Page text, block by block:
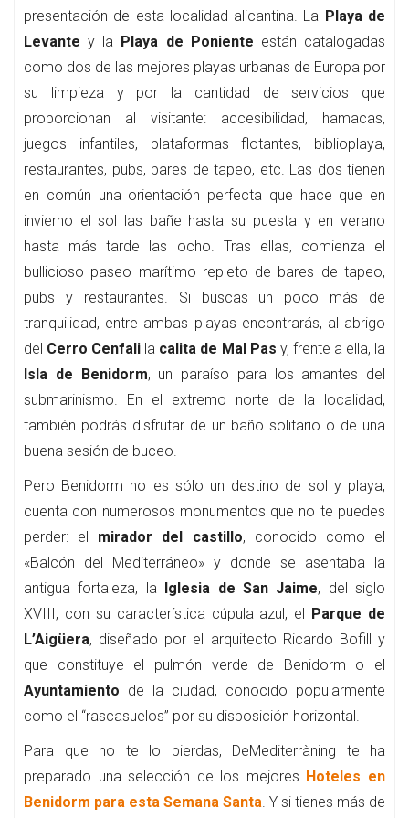
presentación de esta localidad alicantina. La Playa de
Levante y la Playa de Poniente están catalogadas
como dos de las mejores playas urbanas de Europa por
su limpieza y por la cantidad de servicios que
proporcionan al visitante: accesibilidad, hamacas,
juegos infantiles, plataformas flotantes, biblioplaya,
restaurantes, pubs, bares de tapeo, etc. Las dos tienen
en común una orientación perfecta que hace que en
invierno el sol las bañe hasta su puesta y en verano
hasta más tarde las ocho. Tras ellas, comienza el
bullicioso paseo marítimo repleto de bares de tapeo,
pubs y restaurantes. Si buscas un poco más de
tranquilidad, entre ambas playas encontrarás, al abrigo
del Cerro Cenfali la calita de Mal Pas y, frente a ella, la
Isla de Benidorm, un paraíso para los amantes del
submarinismo. En el extremo norte de la localidad,
también podrás disfrutar de un baño solitario o de una
buena sesión de buceo.
Pero Benidorm no es sólo un destino de sol y playa,
cuenta con numerosos monumentos que no te puedes
perder: el mirador del castillo, conocido como el
«Balcón del Mediterráneo» y donde se asentaba la
antigua fortaleza, la Iglesia de San Jaime, del siglo
XVIII, con su característica cúpula azul, el Parque de
L’Aigüera, diseñado por el arquitecto Ricardo Bofill y
que constituye el pulmón verde de Benidorm o el
Ayuntamiento de la ciudad, conocido popularmente
como el “rascasuelos” por su disposición horizontal.
Para que no te lo pierdas, DeMediterràning te ha
preparado una selección de los mejores Hoteles en
Benidorm para esta Semana Santa. Y si tienes más de